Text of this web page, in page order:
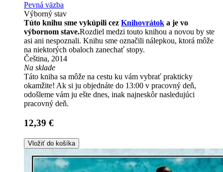
Pevná väzba
Výborný stav
Túto knihu sme vykúpili cez Knihovrátok a je vo
výbornom stave.Rozdiel medzi touto knihou a novou by ste
asi ani nespoznali. Knihu sme označili nálepkou, ktorá môže
na niektorých obaloch zanechať stopy.
Čeština, 2014
Na sklade
Táto kniha sa môže na cestu ku vám vybrať prakticky
okamžite! Ak si ju objednáte do 13:00 v pracovný deň,
odošleme vám ju ešte dnes, inak najneskôr nasledujúci
pracovný deň.
12,39 €
Vložiť do košíka